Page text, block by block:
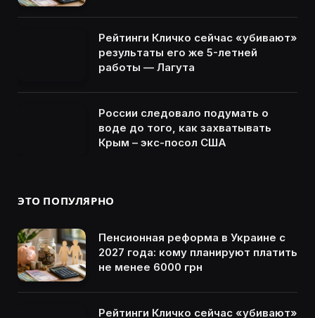
Рейтинги Кличко сейчас «убивают»
результаты его же 5-летней
работы — Лагута
России следовало подумать о
воде до того, как захватывать
Крым – экс-посол США
ЭТО ПОПУЛЯРНО
Пенсионная реформа в Украине с
2027 года: кому планируют платить
не менее 6000 грн
Рейтинги Кличко сейчас «убивают»